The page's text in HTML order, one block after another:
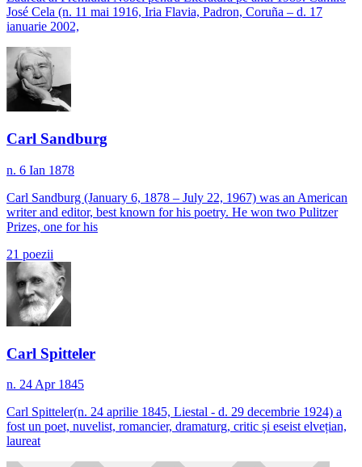
José Cela (n. 11 mai 1916, Iria Flavia, Padron, Coruña – d. 17
ianuarie 2002,
Carl Sandburg
n. 6 Ian 1878
Carl Sandburg (January 6, 1878 – July 22, 1967) was an American
writer and editor, best known for his poetry. He won two Pulitzer
Prizes, one for his
21 poezii
Carl Spitteler
n. 24 Apr 1845
Carl Spitteler(n. 24 aprilie 1845, Liestal - d. 29 decembrie 1924) a
fost un poet, nuvelist, romancier, dramaturg, critic și eseist elvețian,
laureat